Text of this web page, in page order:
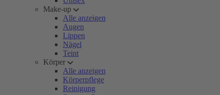
Make-up
Alle anzeigen
Augen
Lippen
Nägel
Teint
Körper
Alle anzeigen
Körperpflege
Reinigung